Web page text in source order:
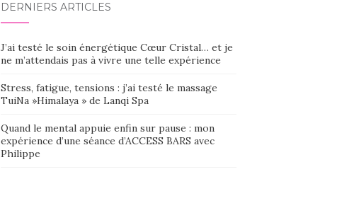
DERNIERS ARTICLES
J’ai testé le soin énergétique Cœur Cristal… et je
ne m’attendais pas à vivre une telle expérience
Stress, fatigue, tensions : j’ai testé le massage
TuiNa »Himalaya » de Lanqi Spa
Quand le mental appuie enfin sur pause : mon
expérience d’une séance d’ACCESS BARS avec
Philippe